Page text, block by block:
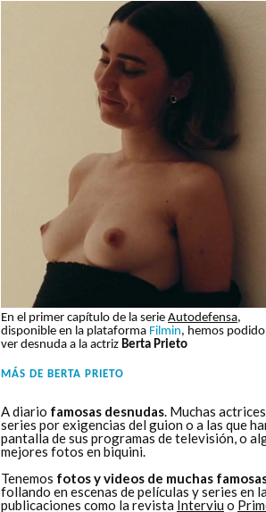
En el primer capítulo de la serie Autodefensa,
disponible en la plataforma Filmin, hemos podido
ver desnuda a la actriz Berta Prieto
MÁS DE BERTA PRIETO
A diario famosas desnudas. Muchas
series por exigencias del guion o a las que
pantalla de sus programas de televisión, o
mejores fotos en biquini.
Tenemos fotos y videos de muchas
follando en escenas de películas y series en
publicaciones como la revista Interviu o